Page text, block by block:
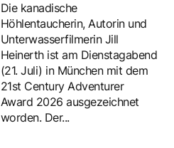
Die kanadische
Höhlentaucherin, Autorin und
Unterwasserfilmerin Jill
Heinerth ist am Dienstagabend
(21. Juli) in München mit dem
21st Century Adventurer
Award 2026 ausgezeichnet
worden. Der...